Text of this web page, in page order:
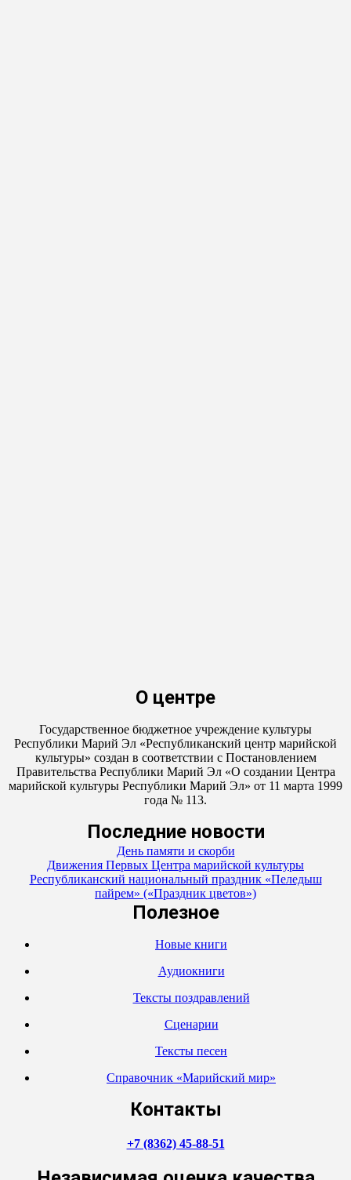
О центре
Государственное бюджетное учреждение культуры
Республики Марий Эл «Республиканский центр марийской
культуры» создан в соответствии с Постановлением
Правительства Республики Марий Эл «О создании Центра
марийской культуры Республики Марий Эл» от 11 марта 1999
года № 113.
Последние новости
День памяти и скорби
Движения Первых Центра марийской культуры
Республиканский национальный праздник «Пеледыш
пайрем» («Праздник цветов»)
Полезное
Новые книги
Аудиокниги
Тексты поздравлений
Сценарии
Тексты песен
Справочник «Марийский мир»
Контакты
+7 (8362) 45-88-51